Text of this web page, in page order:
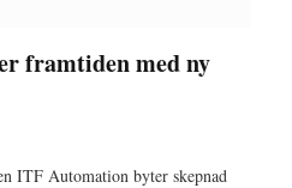
framtiden med ny
ITF Automation byter skepnad